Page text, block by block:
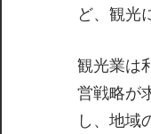
ど、観光
観光業は
営戦略が
し、地域